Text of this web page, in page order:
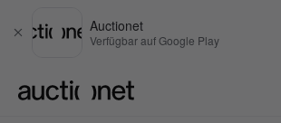
Schließen
Auctionet
Verfügbar auf Google Play